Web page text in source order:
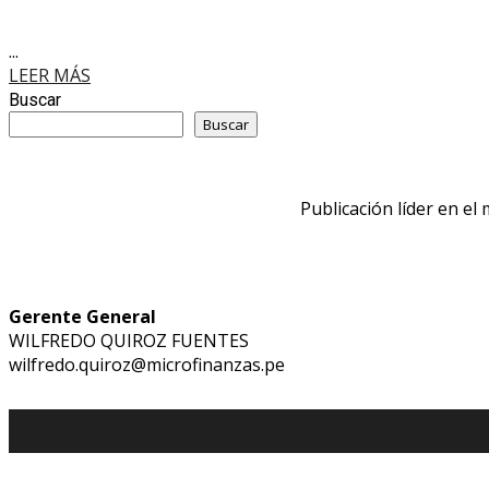
...
LEER MÁS
Buscar
Buscar
Publicación líder en el
Gerente General
WILFREDO QUIROZ FUENTES
wilfredo.quiroz@microfinanzas.pe